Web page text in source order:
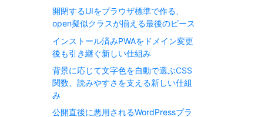
開閉するUIをブラウザ標準で作る、
open擬似クラスが揃える最後のピース
インストール済みPWAをドメイン変更
後も引き継ぐ新しい仕組み
背景に応じて文字色を自動で選ぶCSS
関数、読みやすさを支える新しい仕組
み
公開直後に悪用されるWordPressプラ